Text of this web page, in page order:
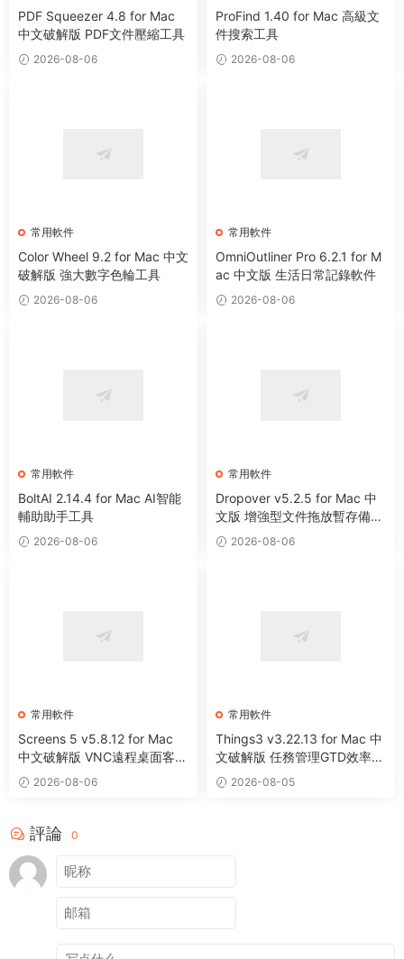
PDF Squeezer 4.8 for Mac
中文破解版 PDF文件壓縮工具
2026-08-06
ProFind 1.40 for Mac 高級文
件搜索工具
2026-08-06
常用軟件
Color Wheel 9.2 for Mac 中文
破解版 強大數字色輪工具
2026-08-06
常用軟件
OmniOutliner Pro 6.2.1 for M
ac 中文版 生活日常記錄軟件
2026-08-06
常用軟件
BoltAI 2.14.4 for Mac AI智能
輔助助手工具
2026-08-06
常用軟件
Dropover v5.2.5 for Mac 中
文版 增強型文件拖放暫存備用
整理工具
2026-08-06
常用軟件
Screens 5 v5.8.12 for Mac
中文破解版 VNC遠程桌面客戶
端應用程序
2026-08-06
常用軟件
Things3 v3.22.13 for Mac 中
文破解版 任務管理GTD效率工
具 2026-08-05
評論 0